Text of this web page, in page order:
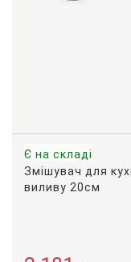
Є на складі
Змішувач для
виливу 20см